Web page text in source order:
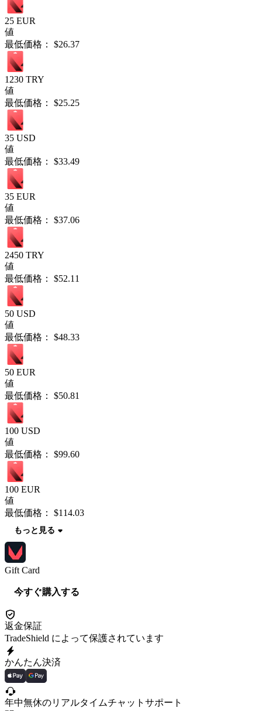
25 EUR
値
最低価格：
$26.37
1230 TRY
値
最低価格：
$25.25
35 USD
値
最低価格：
$33.49
35 EUR
値
最低価格：
$37.06
2450 TRY
値
最低価格：
$52.11
50 USD
値
最低価格：
$48.33
50 EUR
値
最低価格：
$50.81
100 USD
値
最低価格：
$99.60
100 EUR
値
最低価格：
$114.03
もっと見る
Gift Card
今すぐ購入する
返金保証
TradeShield によって保護されています
かんたん決済
年中無休のリアルタイムチャットサポート